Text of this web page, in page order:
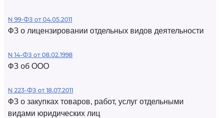
N 99-ФЗ от 04.05.2011
ФЗ о лицензировании отдельных видов деятельности
N 14-ФЗ от 08.02.1998
ФЗ об ООО
N 223-ФЗ от 18.07.2011
ФЗ о закупках товаров, работ, услуг отдельными
видами юридических лиц